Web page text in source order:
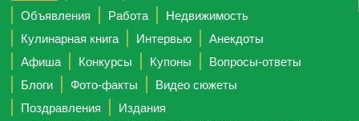
Объявления
Работа
Недвижимость
Кулинарная книга
Интервью
Анекдоты
Афиша
Конкурсы Купоны
Вопросы-ответы
Блоги
Фото-факты
Видео сюжеты
Поздравления
Издания